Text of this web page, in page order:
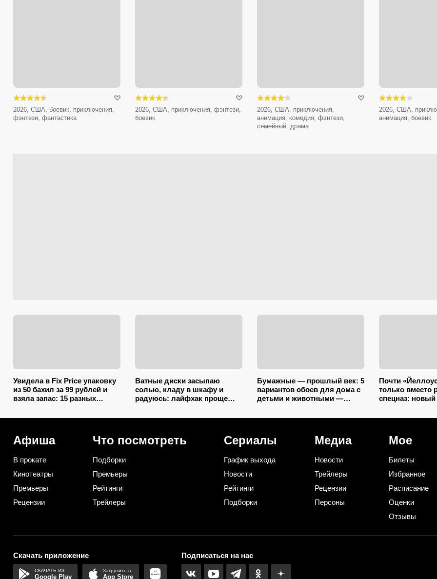
2026, США, боевик, приключения,
фэнтези, фантастика
2026, США, приключения, фэнтези,
боевик
2026, США, приключения,
анимация, комедия, фэнтези,
семейный, драма
2026, США,
анимация, боевик
Увидела в Fix Price упаковку
из 50 бахил за 99 рублей и
взяла запас: 15 разных
Ватные диски засыпаю
солью, кладу в шкафу и
радуюсь: лайфхак проще
Бумажные — прошлый век: 5
вариантов обоев для дома с
детьми и животными —
Почти
только вместо
спецназ: новый
Афиша
В прокате
Кинотеатры
Премьеры
Рецензии
Что посмотреть
Подборки
Премьеры
Рейтинги
Трейлеры
Сериалы
График выхода
Новости
Рейтинги
Подборки
Медиа
Новости
Трейлеры
Рецензии
Персоны
Мое
Билеты
Избранное
Расписание
Оценки
Отзывы
Скачать приложение
Google Play App Store
Подписаться на нас